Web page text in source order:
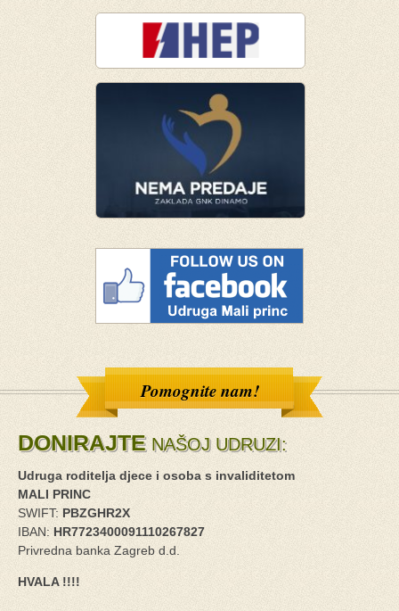
Pomognite nam!
DONIRAJTENAŠOJ UDRUZI:
Udruga roditelja djece i osoba s invaliditetom
MALI PRINC
SWIFT: PBZGHR2X
IBAN: HR7723400091110267827
Privredna banka Zagreb d.d.
HVALA !!!!